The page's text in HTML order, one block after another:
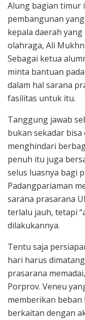
Alung bagian timur
pembangunan
kepala daerah
olahraga, Ali
Sebagai ketua
minta bantuan
dalam hal sarana
fasilitas untuk itu.
Tanggung jawab
bukan sekadar bisa
menghindari
penuh itu juga
selus luasnya bagi
Padangpariaman
sarana prasarana
terlalu jauh, tetapi
dilakukannya.
Tentu saja
hari harus
prasarana
Porprov. Veneu
memberikan
berkaitan dengan